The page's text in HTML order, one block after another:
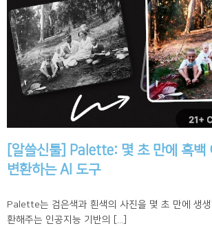
[알쓸신툴] Palette: 몇 초 만에 흑백
변환하는 AI 도구
Palette는 검은색과 흰색의 사진을 몇 초 만에 생
환해주는 인공지능 기반의 [...]